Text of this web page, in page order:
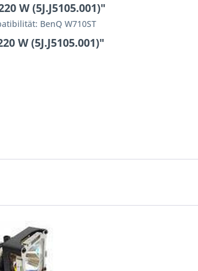
W (5J.J5105.001)"
BenQ W710ST
W (5J.J5105.001)"